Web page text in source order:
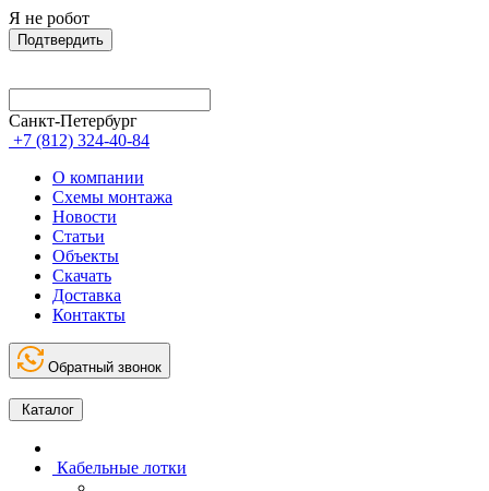
Я не робот
Подтвердить
Санкт-Петербург
+7 (812) 324-40-84
О компании
Схемы монтажа
Новости
Статьи
Объекты
Скачать
Доставка
Контакты
Обратный звонок
Каталог
Кабельные лотки